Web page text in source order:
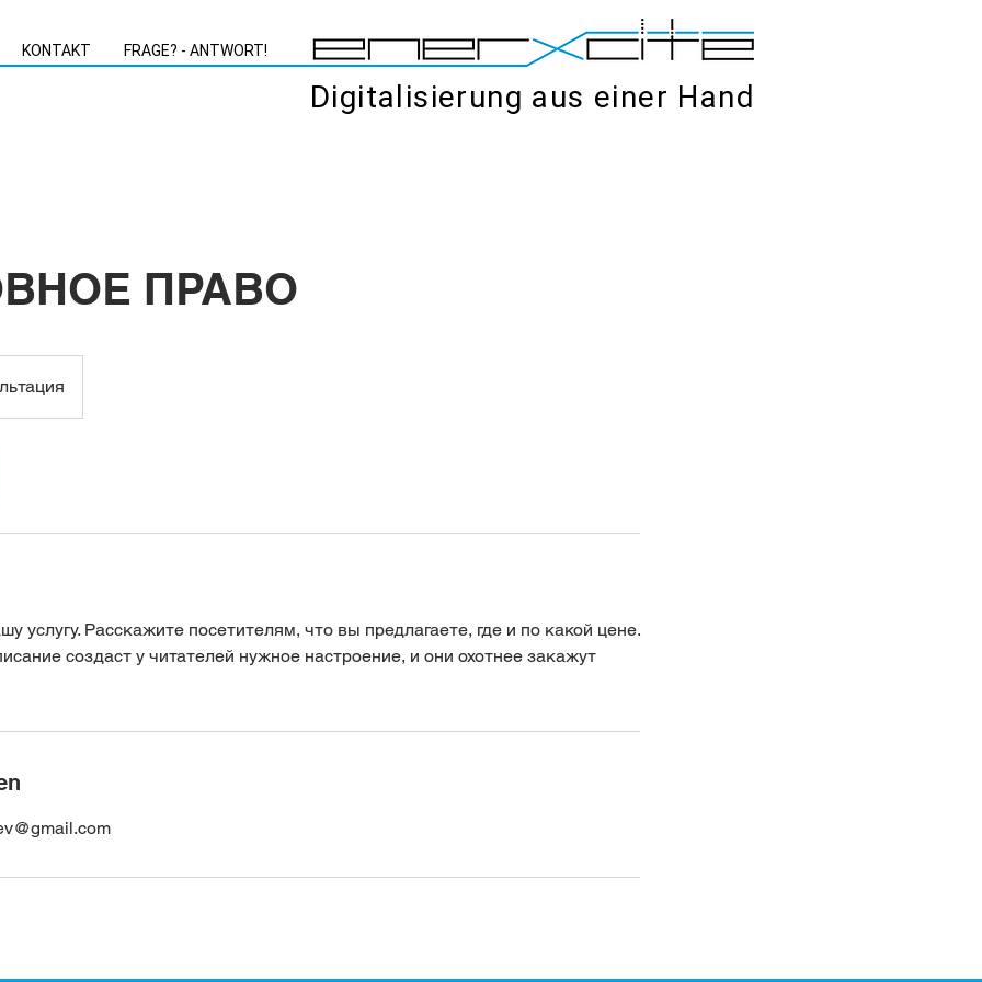
KONTAKT FRAGE? - ANTWORT!
Digitalisierung aus einer Hand
ПРАВО
услугу. Расскажите посетителям, что вы предлагаете, где и по какой цене.
создаст у читателей нужное настроение, и они охотнее закажут